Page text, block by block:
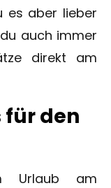
es aber lieber
auch immer
direkt am
für den
Urlaub am